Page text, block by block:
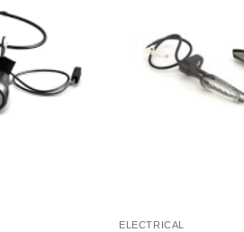
ELECTRICAL